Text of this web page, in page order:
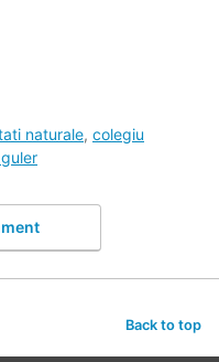
naturale, colegiu
Back to top